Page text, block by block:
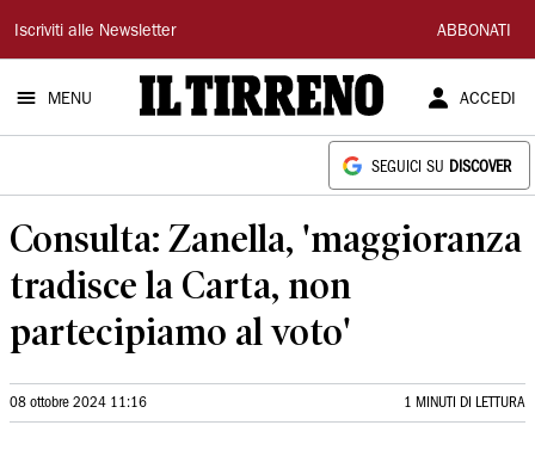
Il
Tirreno
Iscriviti alle Newsletter ABBONATI
MENU ACCEDI
SEGUICI SU DISCOVER
Consulta: Zanella, 'maggioranza
tradisce la Carta, non
partecipiamo al voto'
08 ottobre 2024 11:16 1 MINUTI DI LETTURA